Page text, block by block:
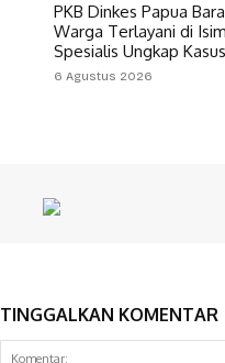
PKB Dinkes Papua
Warga Terlayani di
Spesialis Ungkap
6 Agustus 2026
TINGGALKAN KOMENTAR